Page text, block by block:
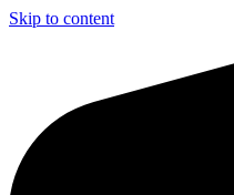
Skip to content